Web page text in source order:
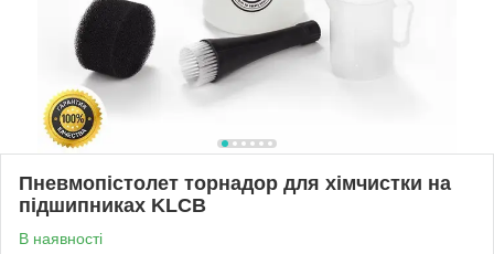
Пневмопістолет торнадор для хімчистки на
підшипниках KLCB
В наявності